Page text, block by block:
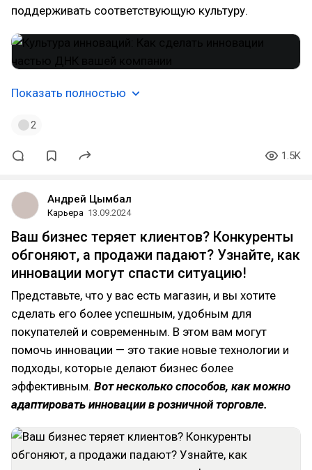
поддерживать соответствующую культуру.
Показать полностью
2
1.5K
Андрей Цымбал
Карьера 13.09.2024
Ваш бизнес теряет клиентов? Конкуренты
обгоняют, а продажи падают? Узнайте, как
инновации могут спасти ситуацию!
Представьте, что у вас есть магазин, и вы хотите
сделать его более успешным, удобным для
покупателей и современным. В этом вам могут
помочь инновации — это такие новые технологии и
подходы, которые делают бизнес более
эффективным. Вот несколько способов, как можно
адаптировать инновации в розничной торговле.